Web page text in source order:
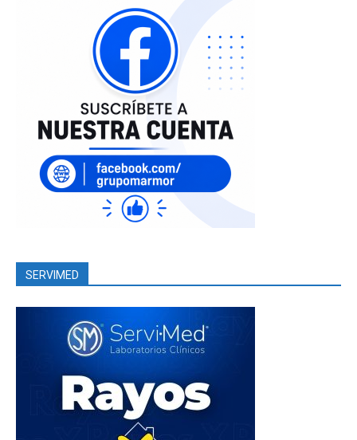
SERVIMED